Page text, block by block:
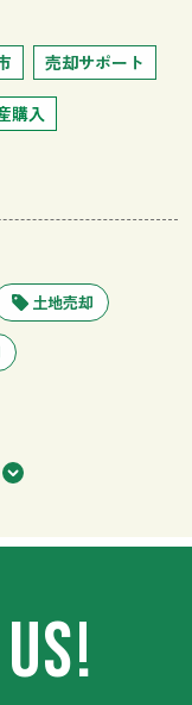
売却サポート
購入
土地売却